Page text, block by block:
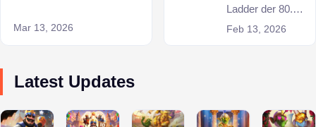
Mar 13, 2026
Deckstrategie
Ladder der 80.
Saison mit dem
abdeckt.
Feb 13, 2026
Latest Updates